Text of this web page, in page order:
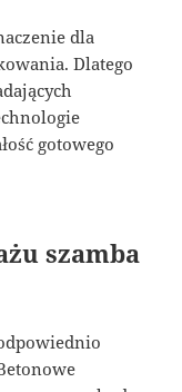
dla
Dlatego
gotowego
szamba